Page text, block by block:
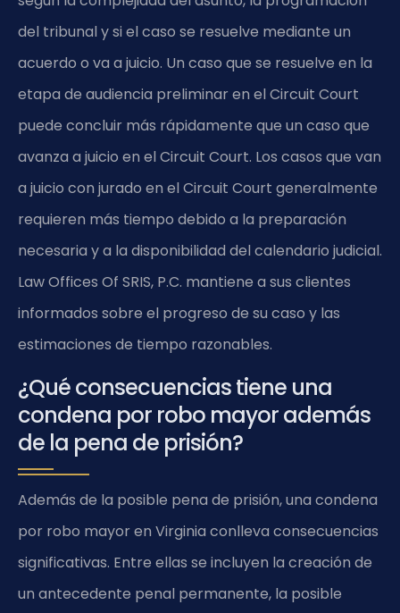
del tribunal y si el caso se resuelve mediante un
acuerdo o va a juicio. Un caso que se resuelve en la
etapa de audiencia preliminar en el Circuit Court
puede concluir más rápidamente que un caso que
avanza a juicio en el Circuit Court. Los casos que van
a juicio con jurado en el Circuit Court generalmente
requieren más tiempo debido a la preparación
necesaria y a la disponibilidad del calendario judicial.
Law Offices Of SRIS, P.C. mantiene a sus clientes
informados sobre el progreso de su caso y las
estimaciones de tiempo razonables.
¿Qué consecuencias tiene una
condena por robo mayor además
de la pena de prisión?
Además de la posible pena de prisión, una condena
por robo mayor en Virginia conlleva consecuencias
significativas. Entre ellas se incluyen la creación de
un antecedente penal permanente, la posible